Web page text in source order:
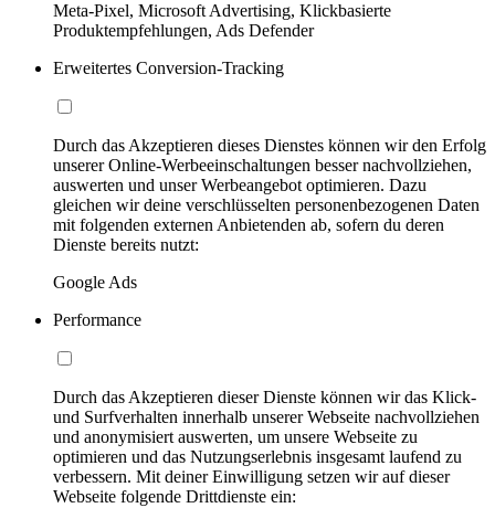
Meta-Pixel, Microsoft Advertising, Klickbasierte
Produktempfehlungen, Ads Defender
Erweitertes Conversion-Tracking
Durch das Akzeptieren dieses Dienstes können wir den Erfolg
unserer Online-Werbeeinschaltungen besser nachvollziehen,
auswerten und unser Werbeangebot optimieren. Dazu
gleichen wir deine verschlüsselten personenbezogenen Daten
mit folgenden externen Anbietenden ab, sofern du deren
Dienste bereits nutzt:
Google Ads
Performance
Durch das Akzeptieren dieser Dienste können wir das Klick-
und Surfverhalten innerhalb unserer Webseite nachvollziehen
und anonymisiert auswerten, um unsere Webseite zu
optimieren und das Nutzungserlebnis insgesamt laufend zu
verbessern. Mit deiner Einwilligung setzen wir auf dieser
Webseite folgende Drittdienste ein: